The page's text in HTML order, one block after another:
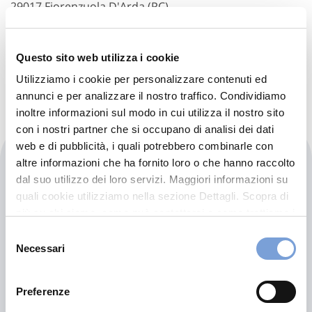
Questo sito web utilizza i cookie
Utilizziamo i cookie per personalizzare contenuti ed
annunci e per analizzare il nostro traffico. Condividiamo
inoltre informazioni sul modo in cui utilizza il nostro sito
con i nostri partner che si occupano di analisi dei dati
web e di pubblicità, i quali potrebbero combinarle con
altre informazioni che ha fornito loro o che hanno raccolto
dal suo utilizzo dei loro servizi. Maggiori informazioni su
quali cookie utilizziamo nella sezione Dettagli. Scopra di
può trovare nel footer del sito nella sezione "Informativa
delNecessari
Preferenze
29017 Fiorenzuola D'Arda (PC)
Indicazioni
Visita il sito
Carglass - Fiorenzuola
Via Friuli 5
29017 Fiorenzuola D'Arda (PC)